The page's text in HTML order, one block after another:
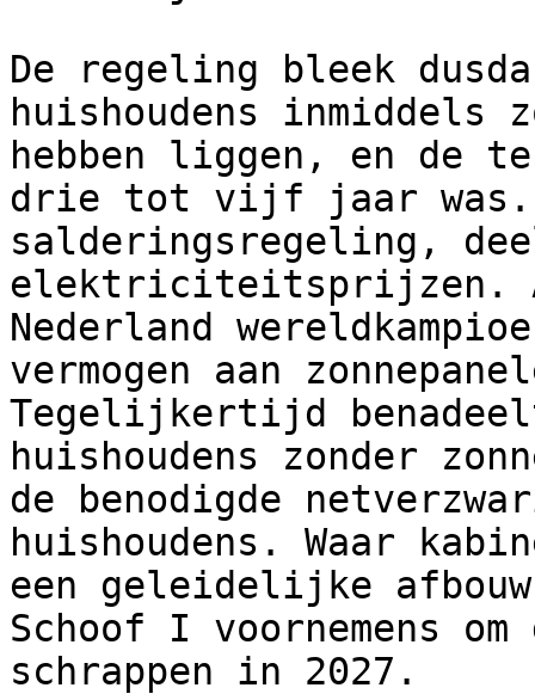
De regeling bleek
huishoudens inmiddels
hebben liggen, en de
drie tot vijf jaar was.
salderingsregeling,
elektriciteitsprijzen.
Nederland
vermogen aan
Tegelijkertijd
huishoudens zonder
de benodigde
huishoudens. Waar
een geleidelijke
Schoof I voornemens
schrappen in 2027.